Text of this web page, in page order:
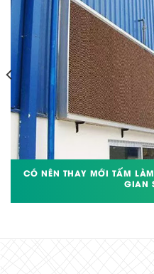
CÓ NÊN THAY MỚI TẤM
GIAN